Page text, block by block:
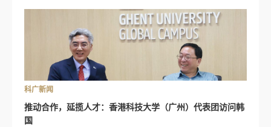
科广新闻
推动合作，延揽人才：香港科技大学（广州）代表团访问韩
国